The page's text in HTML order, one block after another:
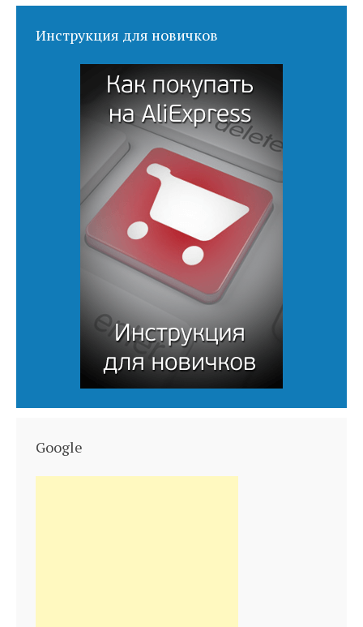
Инструкция для новичков
Google